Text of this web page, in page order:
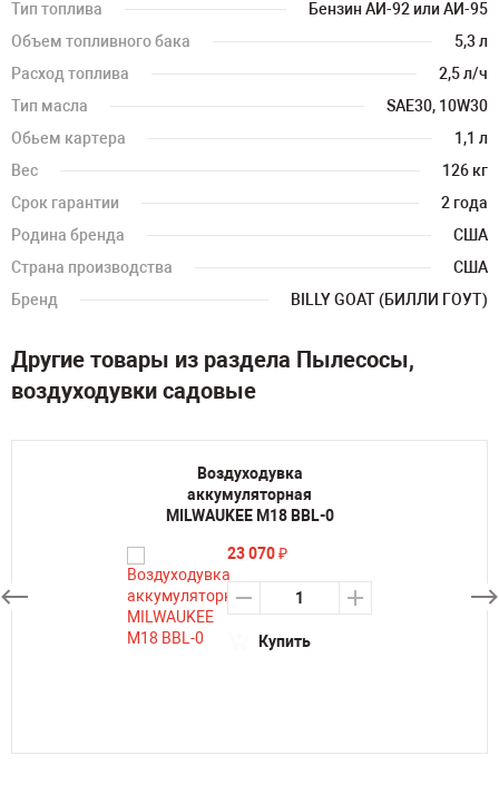
Тип топлива
Бензин АИ-92 или АИ-95
Объем топливного бака
5,3 л
Расход топлива
2,5 л/ч
Тип масла
SAE30, 10W30
Обьем картера
1,1 л
Вес
126 кг
Срок гарантии
2 года
Родина бренда
США
Страна производства
США
Бренд
BILLY GOAT (БИЛЛИ ГОУТ)
Другие товары из раздела Пылесосы,
воздуходувки садовые
Воздуходувка
аккумуляторная
MILWAUKEE М18 BBL-0
23 070₽
Купить